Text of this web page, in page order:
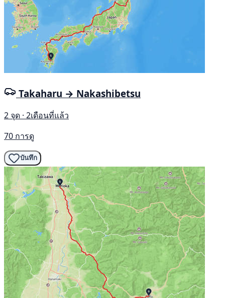
Takaharu → Nakashibetsu
2 จุด · 2เดือนที่แล้ว
70 การดู
บันทึก